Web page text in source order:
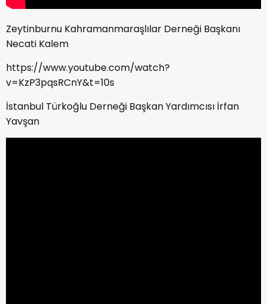
Zeytinburnu Kahramanmaraşlılar Derneği Başkanı
Necati Kalem
https://www.youtube.com/watch?
v=KzP3pqsRCnY&t=10s
İstanbul Türkoğlu Derneği Başkan Yardımcısı İrfan
Yavşan